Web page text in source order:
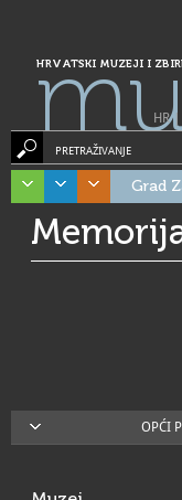
HRVATSKI MUZEJI I
HR|
PRETRAŽIVANJE
Grad
OPĆI